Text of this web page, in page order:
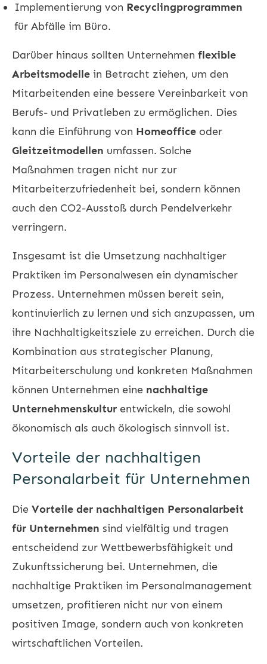
Implementierung von Recyclingprogrammen
für Abfälle im Büro.
Darüber hinaus sollten Unternehmen flexible
Arbeitsmodelle in Betracht ziehen, um den
Mitarbeitenden eine bessere Vereinbarkeit von
Berufs- und Privatleben zu ermöglichen. Dies
kann die Einführung von Homeoffice oder
Gleitzeitmodellen umfassen. Solche
Maßnahmen tragen nicht nur zur
Mitarbeiterzufriedenheit bei, sondern können
auch den CO2-Ausstoß durch Pendelverkehr
verringern.
Insgesamt ist die Umsetzung nachhaltiger
Praktiken im Personalwesen ein dynamischer
Prozess. Unternehmen müssen bereit sein,
kontinuierlich zu lernen und sich anzupassen, um
ihre Nachhaltigkeitsziele zu erreichen. Durch die
Kombination aus strategischer Planung,
Mitarbeiterschulung und konkreten Maßnahmen
können Unternehmen eine nachhaltige
Unternehmenskultur entwickeln, die sowohl
ökonomisch als auch ökologisch sinnvoll ist.
Vorteile der nachhaltigen
Personalarbeit für Unternehmen
Die Vorteile der nachhaltigen Personalarbeit
für Unternehmen sind vielfältig und tragen
entscheidend zur Wettbewerbsfähigkeit und
Zukunftssicherung bei. Unternehmen, die
nachhaltige Praktiken im Personalmanagement
umsetzen, profitieren nicht nur von einem
positiven Image, sondern auch von konkreten
wirtschaftlichen Vorteilen.